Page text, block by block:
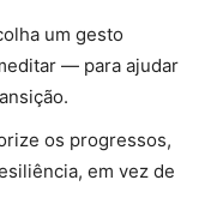
um gesto
— para ajudar
os progressos,
em vez de